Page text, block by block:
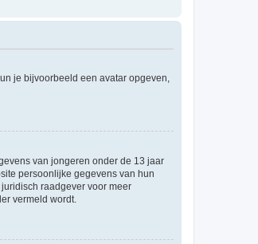
je bijvoorbeeld een avatar opgeven,
van jongeren onder de 13 jaar
persoonlijke gegevens van hun
raadgever voor meer
vermeld wordt.